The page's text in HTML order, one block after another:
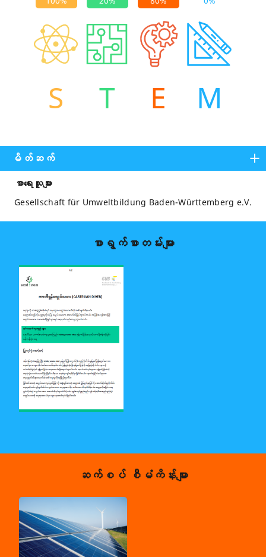
S T E M
မိတ်ဆက်
စာရေးသူများ
Gesellschaft für Umweltbildung Baden-Württemberg e.V.
စာရွက်စာတမ်းများ
ဆက်စပ် စီမံကိန်းများ